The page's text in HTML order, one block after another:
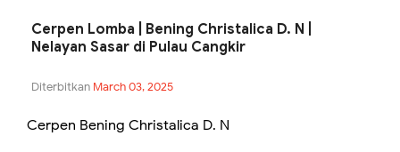
Cerpen Lomba | Bening Christalica D. N |
Nelayan Sasar di Pulau Cangkir
Diterbitkan March 03, 2025
Cerpen Bening Christalica D. N